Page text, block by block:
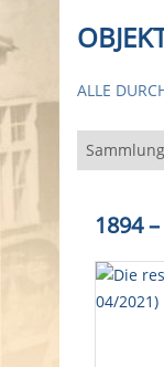
r
H
u
p
e
ALLE
1894